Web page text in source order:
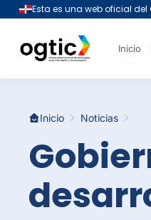
Inicio
Inicio Noticias